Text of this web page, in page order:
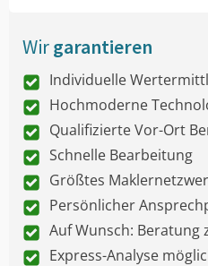
Wirgarantieren
Individuelle
Hochmoderne
Qualifizierte Vor-Ort
Schnelle Bearbeitung
Größtes
Persönlicher
Auf Wunsch: Beratung
Express-Analyse